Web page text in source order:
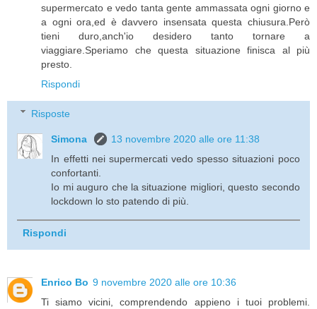
supermercato e vedo tanta gente ammassata ogni giorno e
a ogni ora,ed è davvero insensata questa chiusura.Però
tieni duro,anch'io desidero tanto tornare a
viaggiare.Speriamo che questa situazione finisca al più
presto.
Rispondi
Risposte
Simona
13 novembre 2020 alle ore 11:38
In effetti nei supermercati vedo spesso situazioni poco
confortanti.
Io mi auguro che la situazione migliori, questo secondo
lockdown lo sto patendo di più.
Rispondi
Enrico Bo 9 novembre 2020 alle ore 10:36
Ti siamo vicini, comprendendo appieno i tuoi problemi.